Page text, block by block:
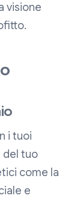
visione
i tuoi
del tuo
come la
e